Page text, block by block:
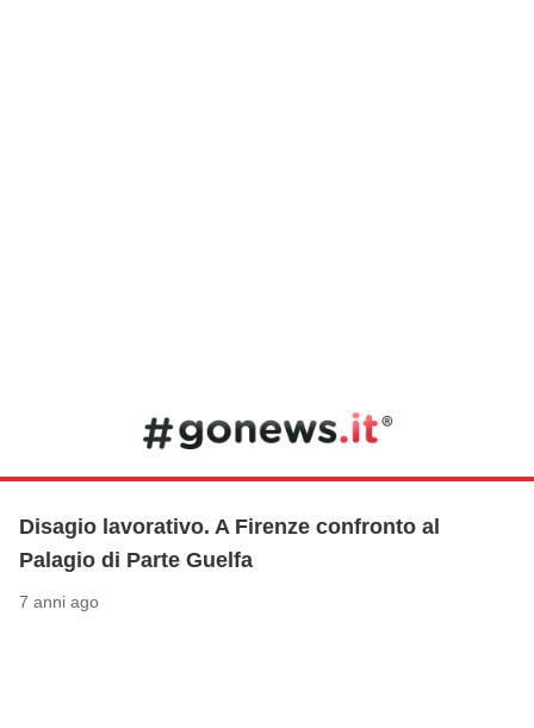
Disagio lavorativo. A Firenze confronto al
Palagio di Parte Guelfa
7 anni ago